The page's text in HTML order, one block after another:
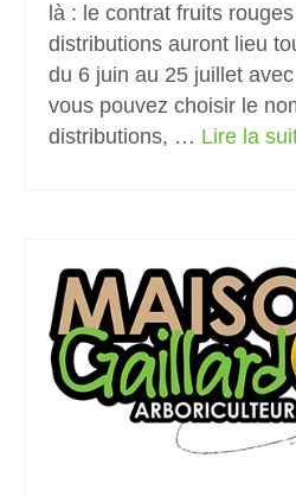
là : le contrat fruits
distributions auront lieu
du 6 juin au 25 juillet
vous pouvez choisir le
distributions, … Lire la